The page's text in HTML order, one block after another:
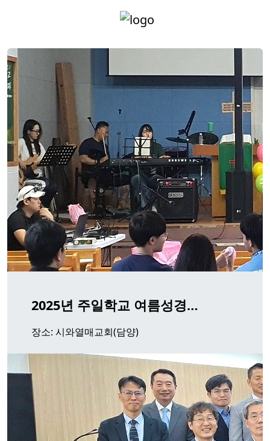
2025년 주일학교 여름성경…
장소: 시와열매교회(담양)